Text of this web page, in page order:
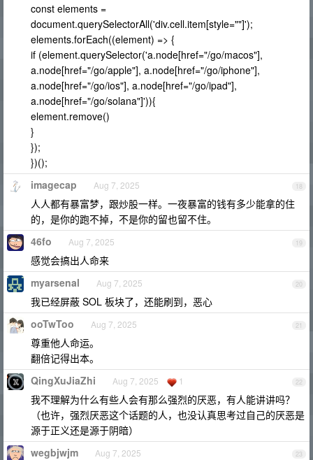
const elements =
document.querySelectorAll('div.cell.item[style=""]');
elements.forEach((element) => {
if (element.querySelector('a.node[href="/go/macos"],
a.node[href="/go/apple"], a.node[href="/go/iphone"],
a.node[href="/go/ios"], a.node[href="/go/ipad"],
a.node[href="/go/solana"]')){
element.remove()
}
});
})();
18
imagecap Aug 7, 2025
人人都有暴富梦，跟炒股一样。一夜暴富的钱有多少能拿的住
的，是你的跑不掉，不是你的留也留不住。
19
46fo Aug 7, 2025
感觉会搞出人命来
20
myarsenal Aug 7, 2025
我已经屏蔽 SOL 板块了，还能刷到，恶心
21
ooTwToo Aug 7, 2025
尊重他人命运。
翻倍记得出本。
22
QingXuJiaZhi Aug 7, 2025 1
我不理解为什么有些人会有那么强烈的厌恶，有人能讲讲吗？
（也许，强烈厌恶这个话题的人，也没认真思考过自己的厌恶是
源于正义还是源于阴暗）
23
wegbjwjm Aug 7, 2025